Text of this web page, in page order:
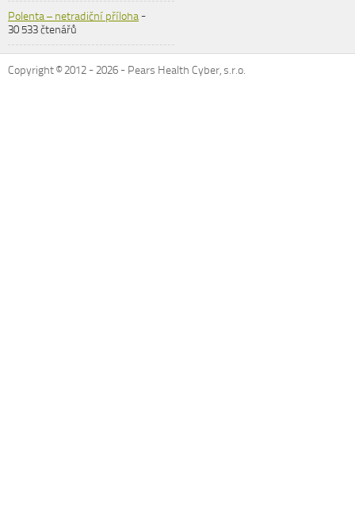
Polenta – netradiční příloha-
30 533 čtenářů
Copyright © 2012 -2026 - Pears Health Cyber, s.r.o.